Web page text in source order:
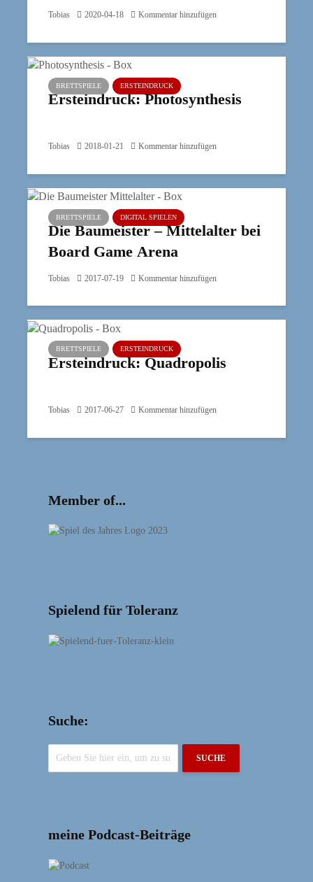
Tobias 2020-04-18 Kommentar hinzufügen
BRETTSPIELE ERSTEINDRUCK
Ersteindruck: Photosynthesis
Tobias 2018-01-21 Kommentar hinzufügen
BRETTSPIELE DIGITAL SPIELEN
Die Baumeister – Mittelalter bei
Board Game Arena
Tobias 2017-07-19 Kommentar hinzufügen
BRETTSPIELE ERSTEINDRUCK
Ersteindruck: Quadropolis
Tobias 2017-06-27 Kommentar hinzufügen
Member of...
Spielend für Toleranz
Suche:
SUCHE
meine Podcast-Beiträge